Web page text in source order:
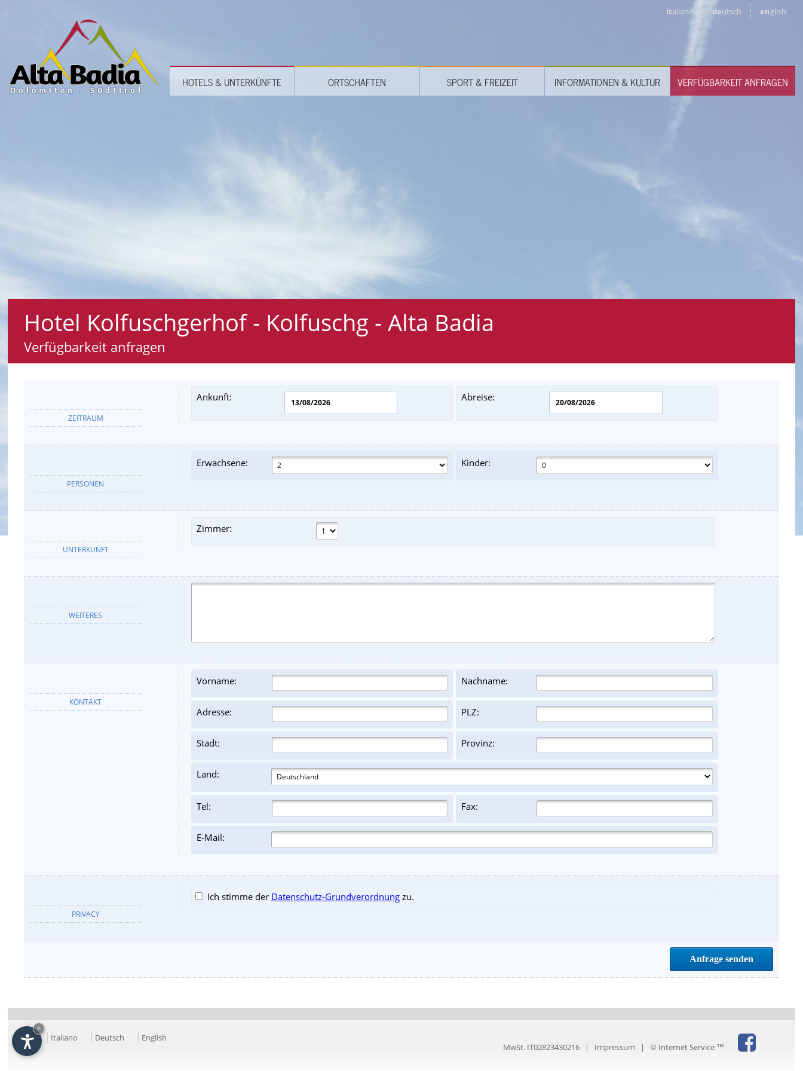
HOTELS & UNTERKÜNFTE ORTSCHAFTEN SPORT & FREIZEIT INFORMATIONEN & KULTUR VERFÜGBARKEIT ANFRAGEN
italiano deutsch english
Hotel Kolfuschgerhof - Kolfuschg - Alta Badia
Verfügbarkeit anfragen
ZEITRAUM
Ankunft: Abreise:
PERSONEN
Erwachsene: Kinder:
UNTERKUNFT
Zimmer:
WEITERES
KONTAKT
Vorname: Nachname:
Adresse: PLZ:
Stadt: Provinz:
Land:
Tel: Fax:
E-Mail:
PRIVACY
Ich stimme der Datenschutz-Grundverordnungzu.
Italiano Deutsch
English
MwSt. IT02823430216 | Impressum | © Internet Service ™
×